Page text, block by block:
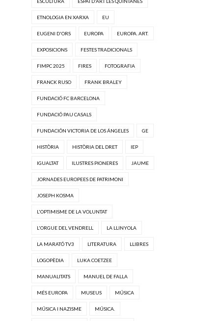
ETNOLOGIA EN XARXA EU
EUGENI D'ORS EUROPA EUROPA. ART.
EXPOSICIONS FESTES TRADICIONALS
FIMPC 2025 FIRES FOTOGRAFIA
FRANCK RUSO FRANK BRALEY
FUNDACIÓ FC BARCELONA
FUNDACIÓ PAU CASALS
FUNDACIÓN VICTORIA DE LOS ÁNGELES GE
HISTÒRIA HISTÒRIA DEL DRET IEP
IGUALTAT ILUSTRES PIONERES JAUME
JORNADES EUROPEES DE PATRIMONI
JOSEPH KOSMA
L'OPTIMISME DE LA VOLUNTAT
L'ORGUE DEL VENDRELL LA LLINYOLA
LA MARATÓ TV3 LITERATURA LLIBRES
LOGOPÈDIA LUKA COETZEE
MANUALITATS MANUEL DE FALLA
MÉS EUROPA MUSEUS MÚSICA
MÚSICA I NAZISME MÚSICA.